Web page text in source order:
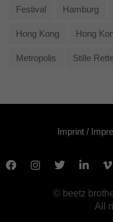
Festival Hamburg
Hong Kong Hong
Metropolis Stille
Imprint /
© beetz
All